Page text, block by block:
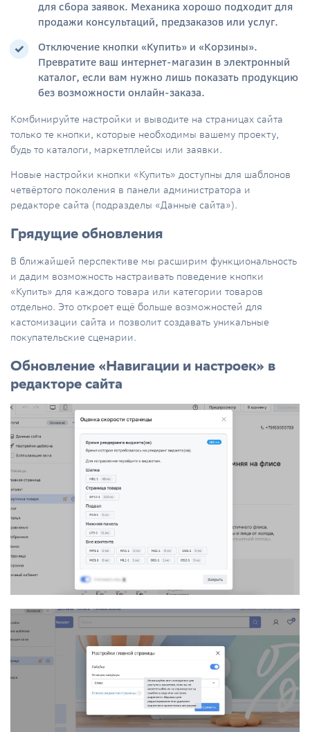
для сбора заявок. Механика хорошо подходит для
продажи консультаций, предзаказов или услуг.
Отключение кнопки «Купить» и «Корзины».
Превратите ваш интернет-магазин в электронный
каталог, если вам нужно лишь показать продукцию
без возможности онлайн-заказа.
Комбинируйте настройки и выводите на страницах сайта
только те кнопки, которые необходимы вашему проекту,
будь то каталоги, маркетплейсы или заявки.
Новые настройки кнопки «Купить» доступны для шаблонов
четвёртого поколения в панели администратора и
редакторе сайта (подразделы «Данные сайта»).
Грядущие обновления
В ближайшей перспективе мы расширим функциональность
и дадим возможность настраивать поведение кнопки
«Купить» для каждого товара или категории товаров
отдельно. Это откроет ещё больше возможностей для
кастомизации сайта и позволит создавать уникальные
покупательские сценарии.
Обновление «Навигации и настроек» в
редакторе сайта